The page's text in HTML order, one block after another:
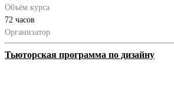
Объём курса
72 часов
Организатор
Тьюторская программа по дизайну